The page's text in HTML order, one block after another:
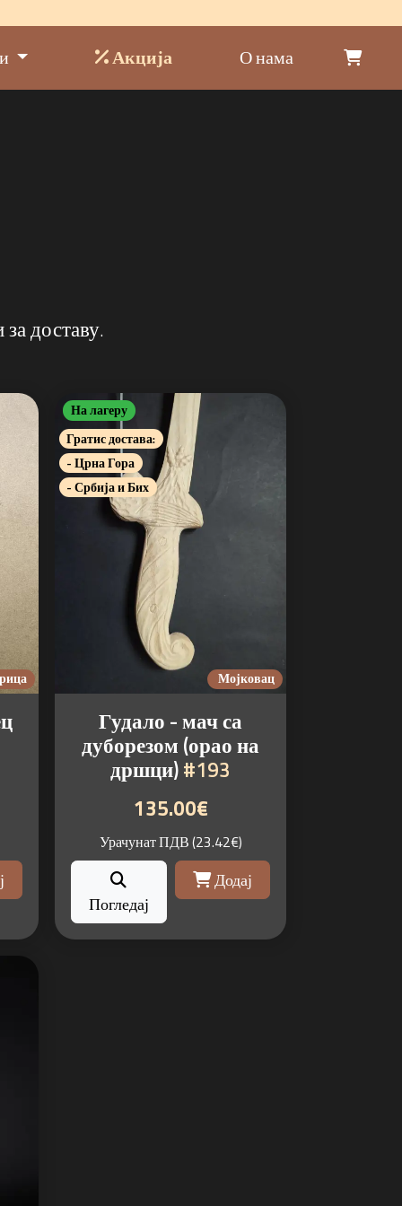
Акција О нама
доставу.
На лагеру
Гратис достава:
- Црна Гора
- Србија и Бих
Мојковац
Гудало - мач са
дуборезом (орао на
дршци)#193
135.00€
Урачунат ПДВ (23.42€)
Погледај
Додај